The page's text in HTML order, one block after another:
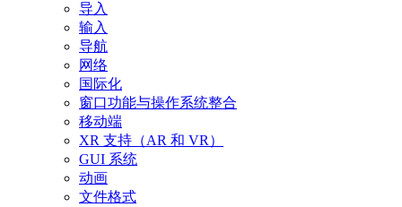
导入
输入
导航
网络
国际化
窗口功能与操作系统整合
移动端
XR 支持（AR 和 VR）
GUI 系统
动画
文件格式